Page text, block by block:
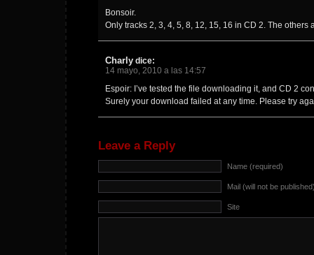
Bonsoir.
Only tracks 2, 3, 4, 5, 8, 12, 15, 16 in CD 2. The others
Charly dice:
14 mayo, 2010 a las 14:57
Espoir: I’ve tested the file downloading it, and CD 2
Surely your download failed at any time. Please try
Leave a Reply
Name (required)
Mail (will not be
Site